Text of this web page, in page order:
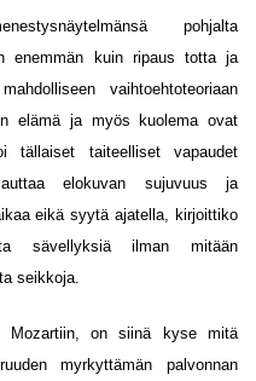
pohjalta
enemmän kuin ripaus totta ja
vaihtoehtoteoriaan
elämä ja myös kuolema ovat
tällaiset taiteelliset vapaudet
elokuvan sujuvuus ja
eikä syytä ajatella, kirjoittiko
sävellyksiä ilman mitään
seikkoja.
Mozartiin, on siinä kyse mitä
myrkyttämän palvonnan